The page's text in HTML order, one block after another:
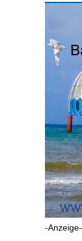
-Anzeige-